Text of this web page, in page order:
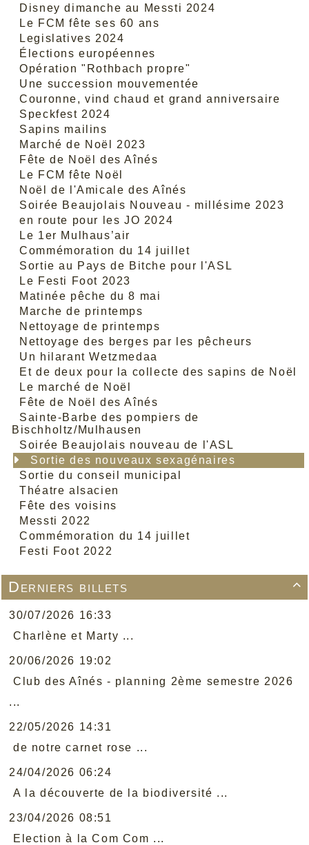
Disney dimanche au Messti 2024
Le FCM fête ses 60 ans
Legislatives 2024
Élections européennes
Opération "Rothbach propre"
Une succession mouvementée
Couronne, vind chaud et grand anniversaire
Speckfest 2024
Sapins mailins
Marché de Noël 2023
Fête de Noël des Aînés
Le FCM fête Noël
Noël de l'Amicale des Aînés
Soirée Beaujolais Nouveau - millésime 2023
en route pour les JO 2024
Le 1er Mulhaus’air
Commémoration du 14 juillet
Sortie au Pays de Bitche pour l'ASL
Le Festi Foot 2023
Matinée pêche du 8 mai
Marche de printemps
Nettoyage de printemps
Nettoyage des berges par les pêcheurs
Un hilarant Wetzmedaa
Et de deux pour la collecte des sapins de Noël
Le marché de Noël
Fête de Noël des Aînés
Sainte-Barbe des pompiers de
Bischholtz/Mulhausen
Soirée Beaujolais nouveau de l'ASL
Sortie des nouveaux sexagénaires
Sortie du conseil municipal
Théatre alsacien
Fête des voisins
Messti 2022
Commémoration du 14 juillet
Festi Foot 2022

Derniers billets
30/07/2026 16:33
Charlène et Marty ...
20/06/2026 19:02
Club des Aînés - planning 2ème semestre 2026
...
22/05/2026 14:31
de notre carnet rose ...
24/04/2026 06:24
A la découverte de la biodiversité ...
23/04/2026 08:51
Election à la Com Com ...